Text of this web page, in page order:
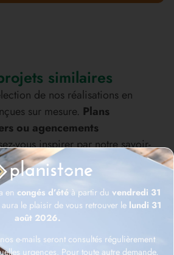
similaires
de nos réalisations en
sur mesure. Plans
ou agencements
vous inspirer par notre savoir-
nos créations.
en congés d’été à partir du vendredi 31
le plaisir de vous retrouver le lundi 31
août 2026.
e-mails seront consultés régulièrement
urgences. Pour toute autre demande,